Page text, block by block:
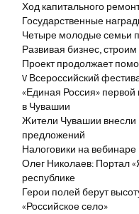
Ход капитального
Государственные
Четыре молодые семьи
Развивая бизнес,
Проект продолжает
V Всероссийский
«Единая Россия»
в Чувашии
Жители Чувашии внесли
предложений
Налоговики на
Олег Николаев: Портал
республике
Герои полей берут
«Российское село»